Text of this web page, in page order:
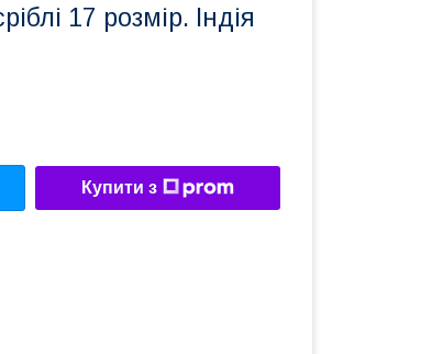
17 розмір. Індія
Купити з